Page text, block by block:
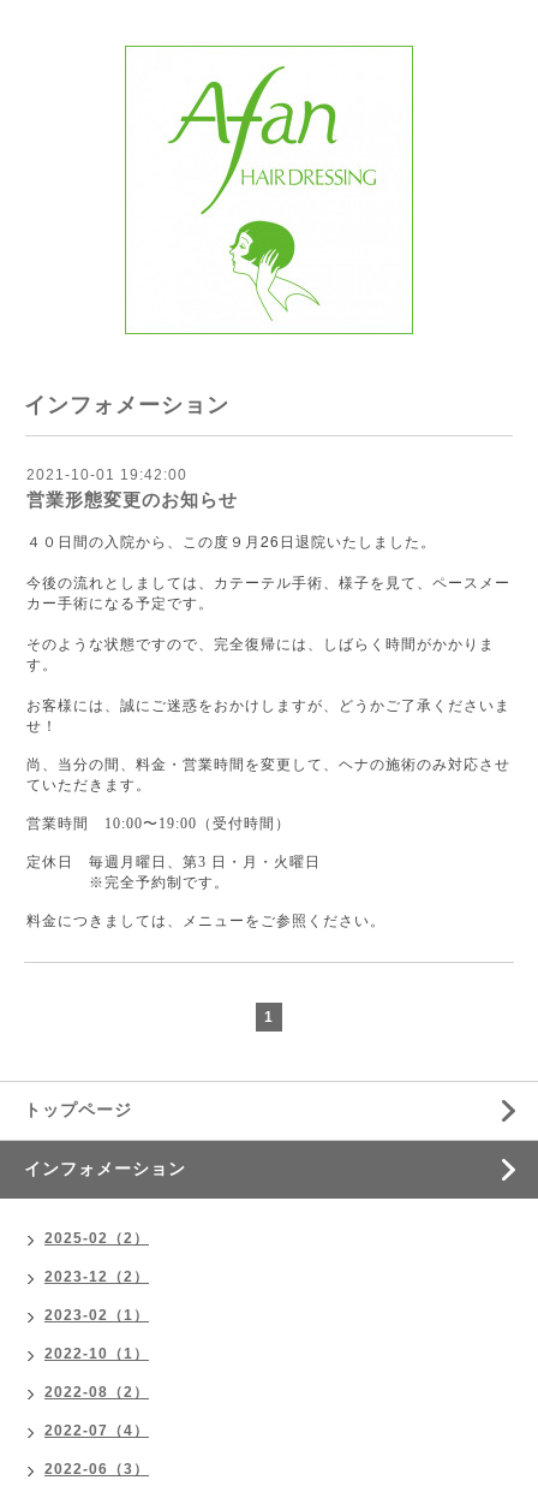
インフォメーション
2021-10-01 19:42:00
営業形態変更のお知らせ
４０日間の入院から、この度９月 26 日退院いたしました。
今後の流れとしましては、カテーテル手術、様子を見て、ペースメー
カー手術になる予定です。
そのような状態ですので、完全復帰には、しばらく時間がかかりま
す。
お客様には、誠にご迷惑をおかけしますが、どうかご了承くださいま
せ！
尚、当分の間、料金・営業時間を変更して、ヘナの施術のみ対応させ
ていただきます。
営業時間 10:00〜19:00（受付時間）
定休日 毎週月曜日、第3 日・月・火曜日
※完全予約制です。
料金につきましては、メニューをご参照ください。
1
トップページ
インフォメーション
2025-02（2）
2023-12（2）
2023-02（1）
2022-10（1）
2022-08（2）
2022-07（4）
2022-06（3）